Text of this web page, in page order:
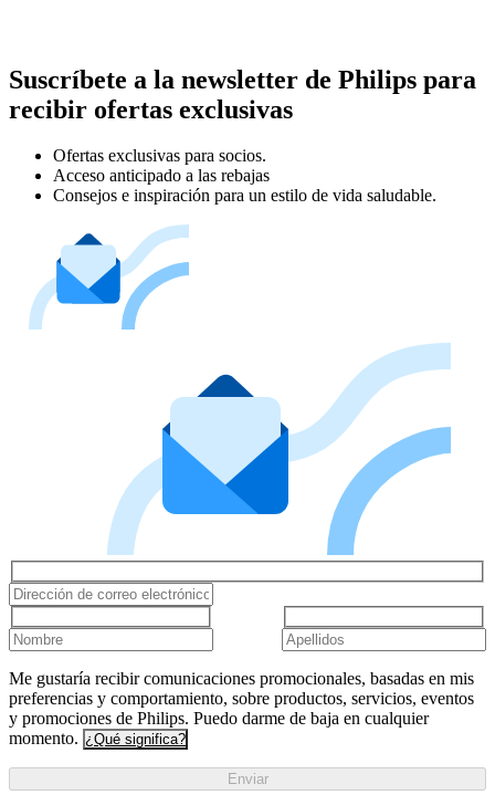
Suscríbete a la newsletter de Philips para
recibir ofertas exclusivas
Ofertas exclusivas para socios.
Acceso anticipado a las rebajas
Consejos e inspiración para un estilo de vida saludable.
Me gustaría recibir comunicaciones promocionales, basadas en mis
preferencias y comportamiento, sobre productos, servicios, eventos
y promociones de Philips. Puedo darme de baja en cualquier
momento. ¿Qué significa?
Enviar